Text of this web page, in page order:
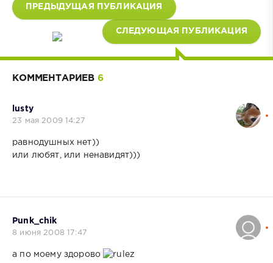
ПРЕДЫДУЩАЯ ПУБЛИКАЦИЯ
СЛЕДУЮЩАЯ ПУБЛИКАЦИЯ
КОММЕНТАРИЕВ 6
lusty
23 мая 2009 14:27
равнодушных нет))
или любят, или ненавидят)))
Punk_chik
8 июня 2008 17:47
а по моему здорово